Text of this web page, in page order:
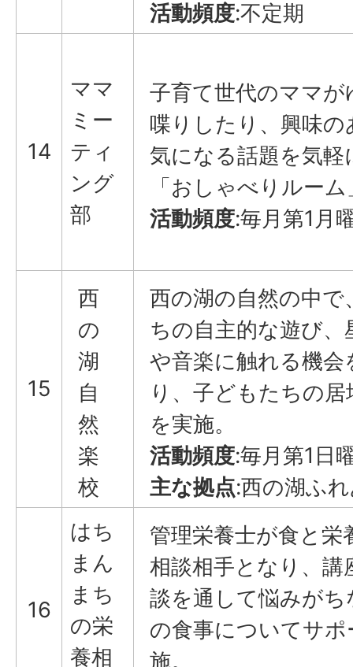
活動頻度:不定期
14
ママ
ミー
ティ
ング
部
子育て世代のママ
喋りしたり、興味
気になる話題を気軽
「おしゃべりルー
活動頻度:毎月第1月
15
西
の
湖
自
然
楽
校
西の湖の自然の中で
ちの自主的な遊び、
や音楽に触れる機会
り、子どもたちの
を実施。
活動頻度:毎月第1日
主な拠点:西の湖ふ
16
はち
まん
まち
の栄
養相
管理栄養士が食と栄
相談相手となり、講
談を通して悩みがち
の食事についてサポ
施。